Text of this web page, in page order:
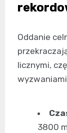
Oddanie
licznymi,
3800